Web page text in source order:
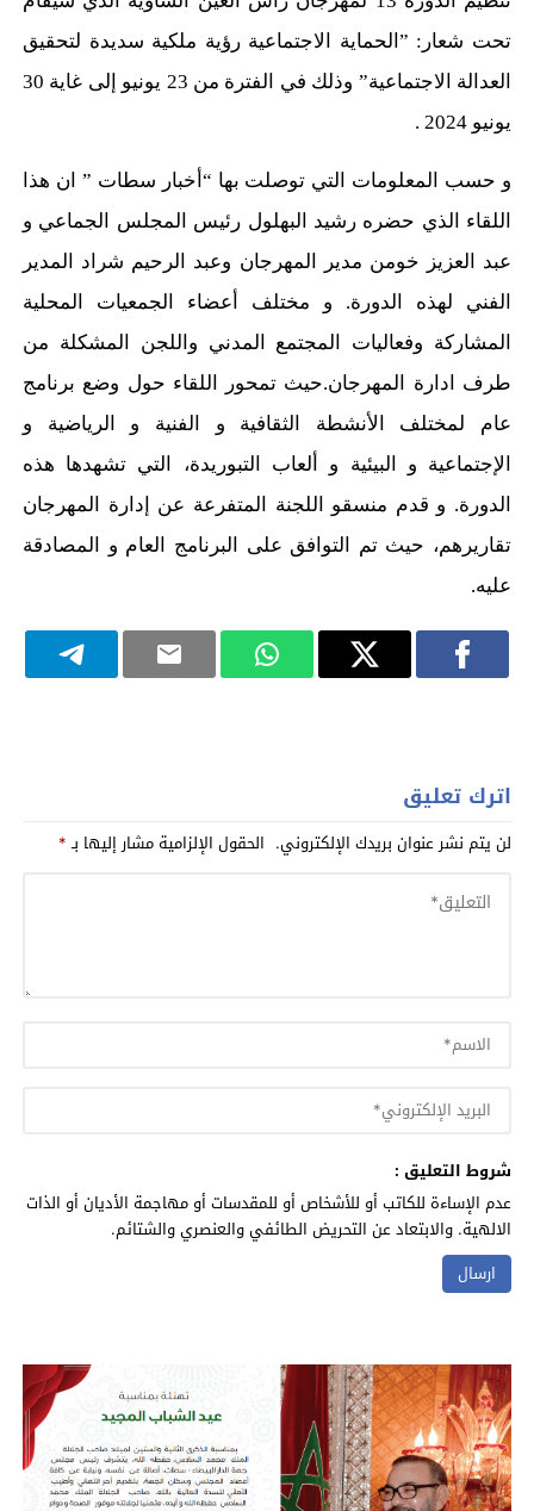
تحت شعار: ”الحماية الاجتماعية رؤية ملكية سديدة لتحقيق
العدالة الاجتماعية” وذلك في الفترة من 23 يونيو إلى غاية 30
يونيو 2024 .
و حسب المعلومات التي توصلت بها “أخبار سطات ” ان هذا
اللقاء الذي حضره رشيد البهلول رئيس المجلس الجماعي و
عبد العزيز خومن مدير المهرجان وعبد الرحيم شراد المدير
الفني لهذه الدورة. و مختلف أعضاء الجمعيات المحلية
المشاركة وفعاليات المجتمع المدني واللجن المشكلة من
طرف ادارة المهرجان.حيث تمحور اللقاء حول وضع برنامج
عام لمختلف الأنشطة الثقافية و الفنية و الرياضية و
الإجتماعية و البيئية و ألعاب التبوريدة، التي تشهدها هذه
الدورة. و قدم منسقو اللجنة المتفرعة عن إدارة المهرجان
تقاريرهم، حيث تم التوافق على البرنامج العام و المصادقة
عليه.
اترك تعليق
لن يتم نشر عنوان بريدك الإلكتروني. الحقول الإلزامية مشار إليها بـ*
شروط التعليق :
عدم الإساءة للكاتب أو للأشخاص أو للمقدسات أو مهاجمة الأديان أو الذات
الالهية. والابتعاد عن التحريض الطائفي والعنصري والشتائم.